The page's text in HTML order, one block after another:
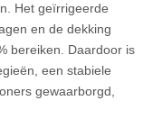
Het geïrrigeerde
en de dekking
bereiken. Daardoor is
een stabiele
gewaarborgd,